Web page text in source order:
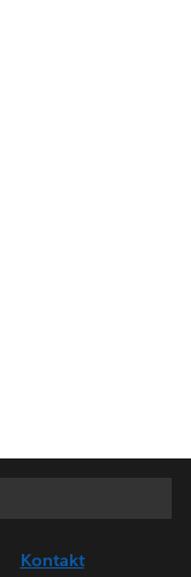
Kontakt